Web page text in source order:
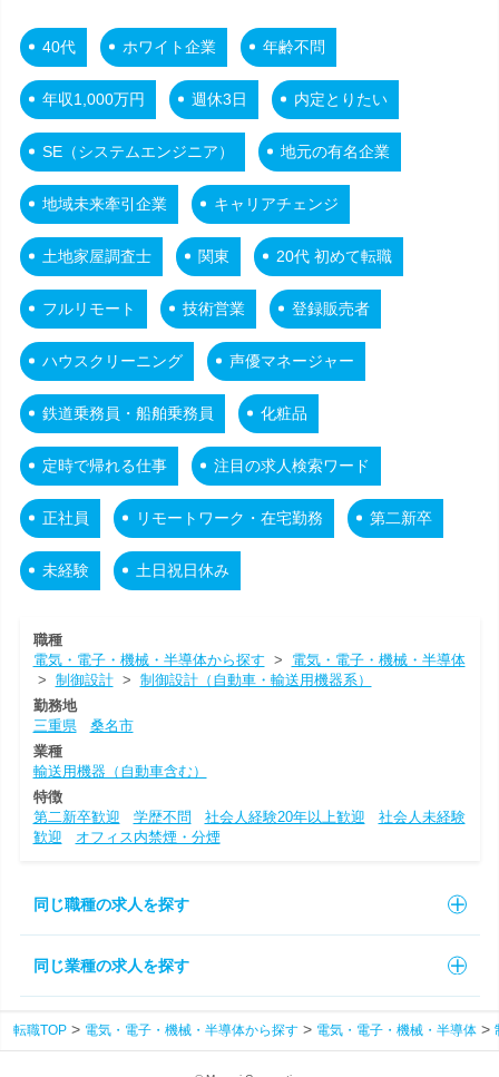
40代 ホワイト企業 年齢不問
年収1,000万円 週休3日 内定とりたい
SE（システムエンジニア） 地元の有名企業
地域未来牽引企業 キャリアチェンジ
土地家屋調査士 関東 20代 初めて転職
フルリモート 技術営業 登録販売者
ハウスクリーニング 声優マネージャー
鉄道乗務員・船舶乗務員 化粧品
定時で帰れる仕事 注目の求人検索ワード
正社員 リモートワーク・在宅勤務 第二新卒
未経験 土日祝日休み
職種
電気・電子・機械・半導体から探す > 電気・電子・機械・半導体
> 制御設計> 制御設計（自動車・輸送用機器系）
勤務地
三重県
桑名市
業種
輸送用機器（自動車含む）
特徴
第二新卒歓迎
学歴不問 社会人経験20年以上歓迎
社会人未経験
歓迎
オフィス内禁煙・分煙
同じ職種の求人を探す
同じ業種の求人を探す
転職TOP 電気・電子・機械・半導体から探す 電気・電子・機械・半導体